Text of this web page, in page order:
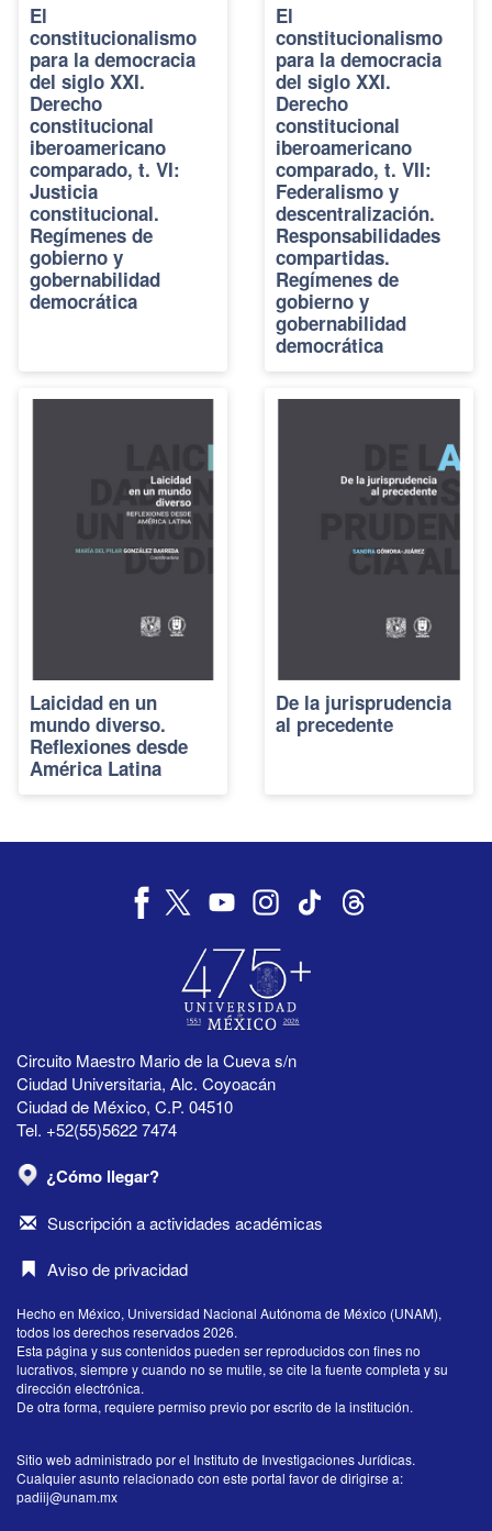
El
constitucionalismo
para la democracia
del siglo XXI.
Derecho
constitucional
iberoamericano
comparado, t. VI:
Justicia
constitucional.
Regímenes de
gobierno y
gobernabilidad
democrática
El
constitucionalismo
para la democracia
del siglo XXI.
Derecho
constitucional
iberoamericano
comparado, t. VII:
Federalismo y
descentralización.
Responsabilidades
compartidas.
Regímenes de
gobierno y
gobernabilidad
democrática
Laicidad en un
mundo diverso.
Reflexiones desde
América Latina
De la jurisprudencia
al precedente
Circuito Maestro Mario de la Cueva s/n
Ciudad Universitaria, Alc. Coyoacán
Ciudad de México, C.P. 04510
Tel. +52(55)5622 7474
¿Cómo llegar?
Suscripción a actividades académicas
Aviso de privacidad
Hecho en México, Universidad Nacional Autónoma de México (UNAM),
todos los derechos reservados 2026.
Esta página y sus contenidos pueden ser reproducidos con fines no
lucrativos, siempre y cuando no se mutile, se cite la fuente completa y su
dirección electrónica.
De otra forma, requiere permiso previo por escrito de la institución.
Sitio web administrado por el Instituto de Investigaciones Jurídicas.
Cualquier asunto relacionado con este portal favor de dirigirse a:
padiij@unam.mx